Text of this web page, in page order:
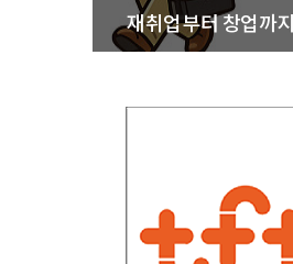
재취업부터 창업까